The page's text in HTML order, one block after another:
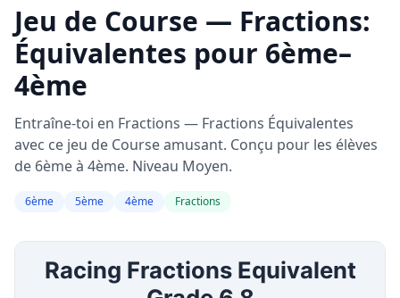
Jeu de Course — Fractions:
Équivalentes pour 6ème–
4ème
Entraîne-toi en Fractions — Fractions Équivalentes
avec ce jeu de Course amusant. Conçu pour les élèves
de 6ème à 4ème. Niveau Moyen.
6ème 5ème 4ème Fractions